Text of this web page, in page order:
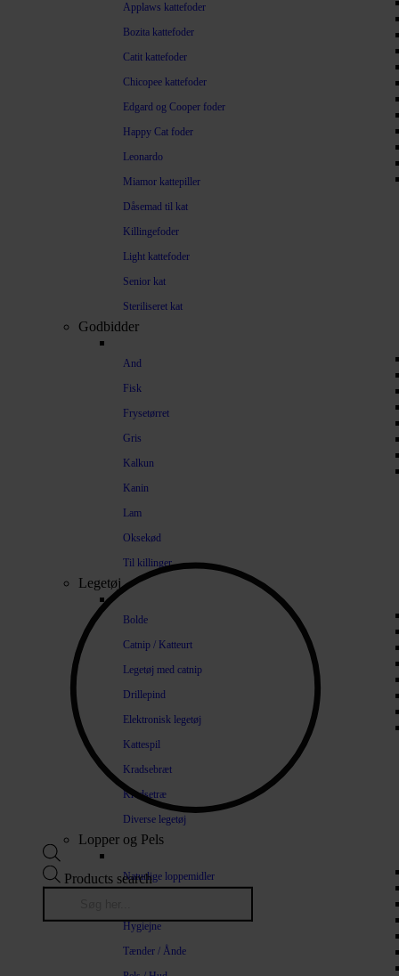
Applaws kattefoder
Bozita kattefoder
Catit kattefoder
Chicopee kattefoder
Edgard og Cooper foder
Happy Cat foder
Leonardo
Miamor kattepiller
Dåsemad til kat
Killingefoder
Light kattefoder
Senior kat
Steriliseret kat
Godbidder
And
Fisk
Frysetørret
Gris
Kalkun
Kanin
Lam
Oksekød
Til killinger
Legetøj
Bolde
Catnip / Katteurt
Legetøj med catnip
Drillepind
Elektronisk legetøj
Kattespil
Kradsebræt
Kradsetræ
Diverse legetøj
Lopper og Pels
Naturlige loppemidler
Hygiejne
Tænder / Ånde
Products search